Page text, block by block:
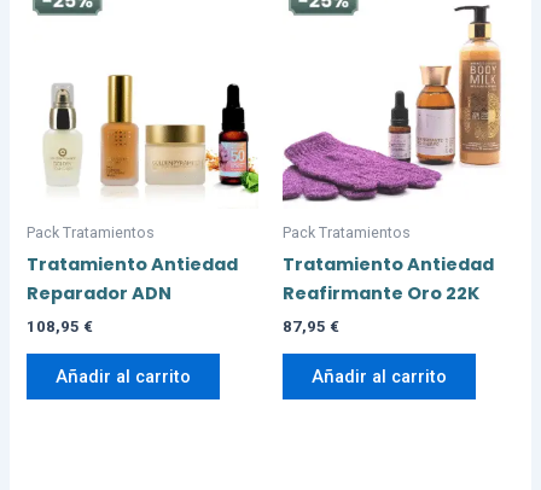
Pack Tratamientos
Tratamiento Antiedad
Reparador ADN
108,95 €
Añadir al carrito
Pack Tratamientos
Tratamiento Antiedad
Reafirmante Oro 22K
87,95 €
Añadir al carrito